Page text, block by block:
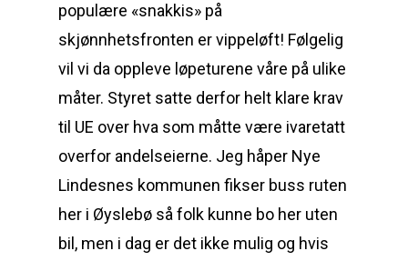
populære «snakkis» på
skjønnhetsfronten er vippeløft! Følgelig
vil vi da oppleve løpeturene våre på ulike
måter. Styret satte derfor helt klare krav
til UE over hva som måtte være ivaretatt
overfor andelseierne. Jeg håper Nye
Lindesnes kommunen fikser buss ruten
her i Øyslebø så folk kunne bo her uten
bil, men i dag er det ikke mulig og hvis